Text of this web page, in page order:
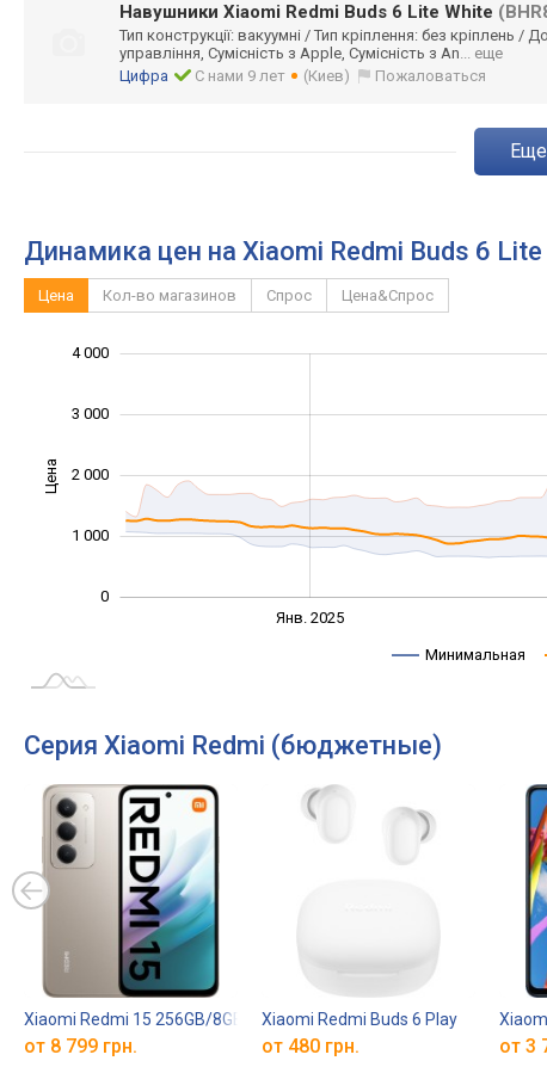
Навушники Xiaomi Redmi Buds 6 Lite White
Тип конструкції: вакуумні / Тип кріплення: без кріплень /
управління, Сумісність з Apple, Сумісність з An... еще
Цифра
С нами 9 лет (Киев) Пожаловаться
eще
Динамика цен на Xiaomi Redmi Buds 6 Lite
Цена Кол-во магазинов Спрос Цена&Спрос
Цена 1 000
0
1 000
2 000
3 000
4 000
Янв. 2025
Минимальная
Серия Xiaomi Redmi (бюджетные)
Xiaomi Redmi 15 256GB/8GB
от 8 799 грн.
Xiaomi Redmi Buds 6 Play
от 480 грн. от 3